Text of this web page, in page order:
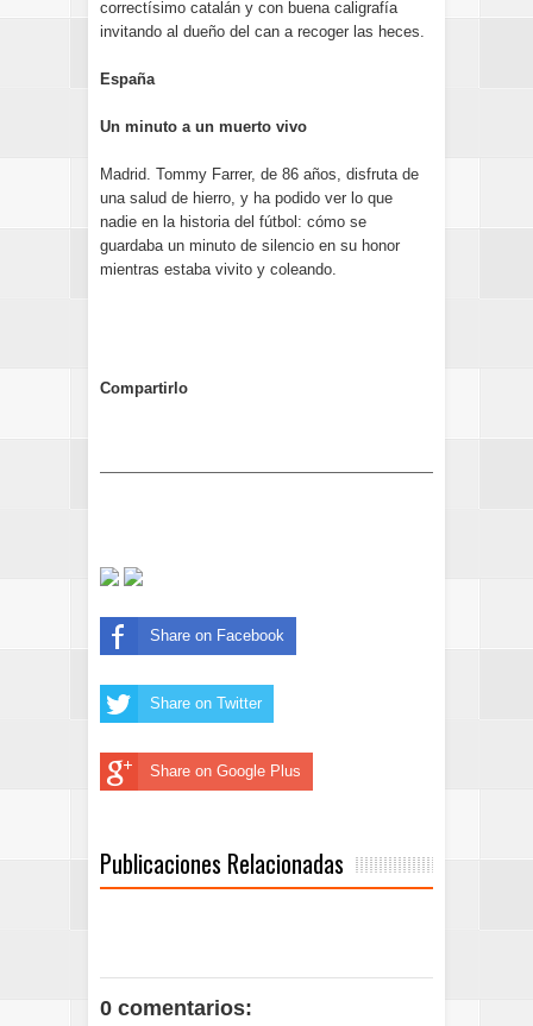
correctísimo catalán y con buena caligrafía
invitando al dueño del can a recoger las heces.
España
Un minuto a un muerto vivo
Madrid. Tommy Farrer, de 86 años, disfruta de
una salud de hierro, y ha podido ver lo que
nadie en la historia del fútbol: cómo se
guardaba un minuto de silencio en su honor
mientras estaba vivito y coleando.
Compartirlo
Share on Facebook
Share on Twitter
Share on Google Plus
Publicaciones Relacionadas
0 comentarios: